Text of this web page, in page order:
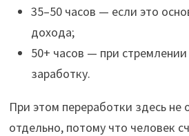
35–50 часов — если это
дохода;
50+ часов — при
заработку.
При этом переработки здесь не
отдельно, потому что человек